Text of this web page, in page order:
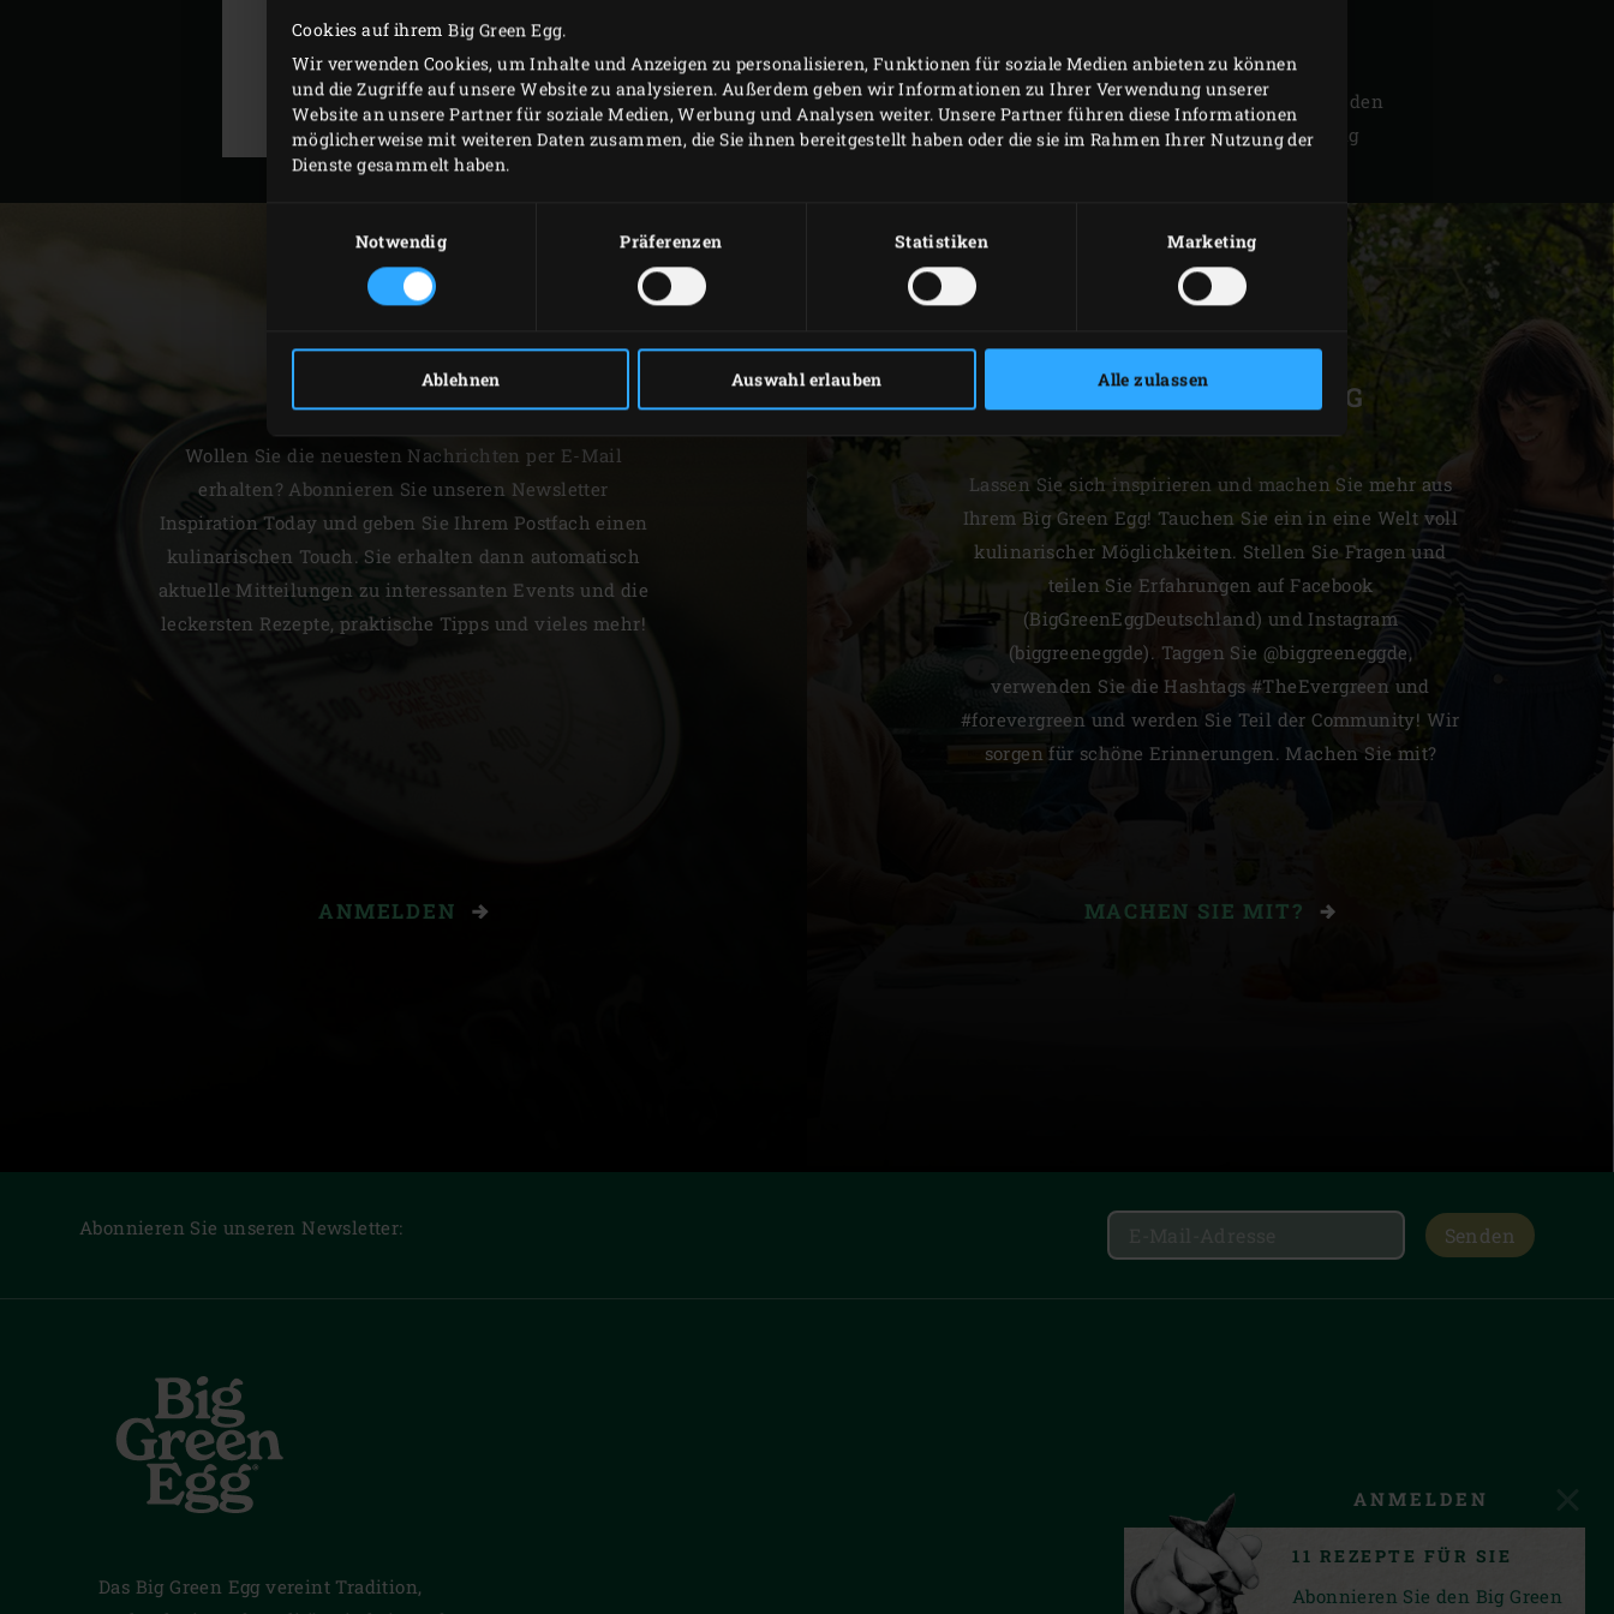
Cookies auf ihrem Big Green Egg.
Wir verwenden Cookies, um Inhalte und Anzeigen zu personalisieren, Funktionen für soziale Medien anbieten zu können
und die Zugriffe auf unsere Website zu analysieren. Außerdem geben wir Informationen zu Ihrer Verwendung unserer
Website an unsere Partner für soziale Medien, Werbung und Analysen weiter. Unsere Partner führen diese Informationen
möglicherweise mit weiteren Daten zusammen, die Sie ihnen bereitgestellt haben oder die sie im Rahmen Ihrer Nutzung der
Dienste gesammelt haben.
Notwendig
Präferenzen Statistiken Marketing
Ablehnen Auswahl erlauben Alle zulassen
p.s. Du willst noch mehr? Dann schau regelmäßig auf den
Instagram Kanal @gazi vorbei und gewinne 1 von 5 Big
NEWSLETTER
Wollen Sie die neuesten Nachrichten per E-Mail
erhalten? Abonnieren Sie unseren Newsletter
Inspiration Today und geben Sie Ihrem Postfach einen
kulinarischen Touch. Sie erhalten dann automatisch
aktuelle Mitteilungen zu interessanten Events und die
leckersten Rezepte, praktische Tipps und vieles mehr!
ANMELDEN
DIE BIG GREEN EGG
Lassen Sie sich inspirieren und machen Sie mehr aus
Ihrem Big Green Egg! Tauchen Sie ein in eine Welt voll
kulinarischer Möglichkeiten. Stellen Sie Fragen und
teilen Sie Erfahrungen auf Facebook
(BigGreenEggDeutschland) und Instagram
(biggreeneggde). Taggen Sie @biggreeneggde,
verwenden Sie die Hashtags #TheEvergreen und
#forevergreen und werden Sie Teil der Community! Wir
sorgen für schöne Erinnerungen. Machen Sie mit?
MACHEN SIE MIT?
Abonnieren Sie unseren Newsletter: Senden
Das Big Green Egg vereint Tradition,
ANMELDEN
11 REZEPTE FÜR SIE
Abonnieren Sie den Big Green